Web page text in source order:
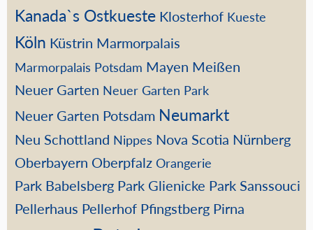
Kanada`s Ostkueste Klosterhof Kueste
Köln Küstrin Marmorpalais
Marmorpalais Potsdam Mayen Meißen
Neuer Garten Neuer Garten Park
Neuer Garten Potsdam Neumarkt
Neu Schottland Nippes Nova Scotia Nürnberg
Oberbayern Oberpfalz Orangerie
Park Babelsberg Park Glienicke Park Sanssouci
Pellerhaus Pellerhof Pfingstberg Pirna